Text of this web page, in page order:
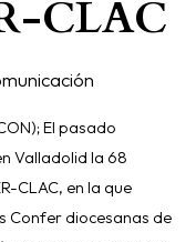
CLAC
El pasado
Valladolid la 68
CLAC, en la que
Confer diocesanas de